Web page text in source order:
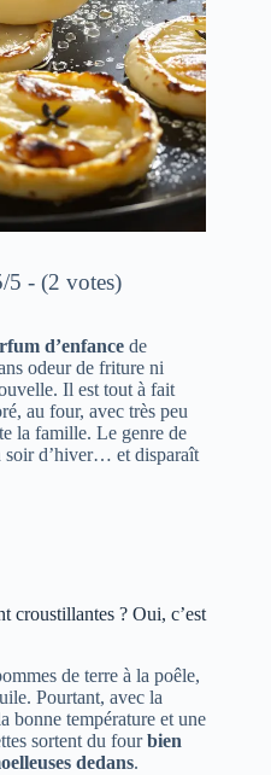
5 - (2 votes)
d’enfance de
odeur de friture ni
Il est tout à fait
au four, avec très peu
la famille. Le genre de
soir d’hiver… et disparaît
croustillantes ? Oui, c’est
de terre à la poêle,
Pourtant, avec la
bonne température et une
sortent du fourbien
dedans.